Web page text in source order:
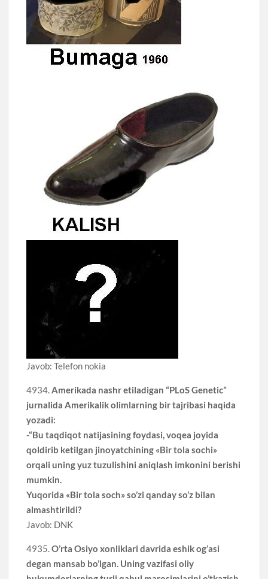
Javob: Telefon nokia
4934.Amerikada nashr etiladigan “PLoS Genetic”
jurnalida Amerikalik olimlarning bir tajribasi haqida
yozadi:
-“Bu taqdiqot natijasining foydasi, voqea joyida
qoldirib ketilgan jinoyatchining «Bir tola sochi»
orqali uning yuz tuzulishini aniqlash imkonini berishi
mumkin.
Yuqorida «Bir tola soch» so’zi qanday so’z bilan
almashtirildi?
Javob: DNK
4935.O’rta Osiyo xonliklari davrida eshik og’asi
degan mansab bo’lgan. Uning vazifasi oliy